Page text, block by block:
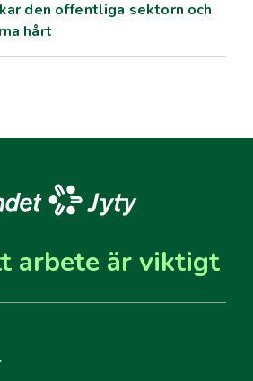
den offentliga sektorn och
hårt
arbete är viktigt